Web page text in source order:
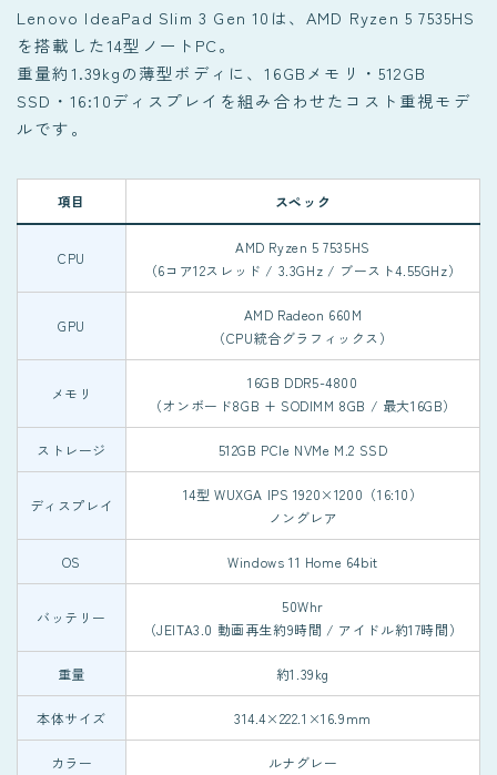
Lenovo IdeaPad Slim 3 Gen 10は、AMD Ryzen 5 7535HS
を搭載した14型ノートPC。
重量約1.39kgの薄型ボディに、16GBメモリ・512GB
SSD・16:10ディスプレイを組み合わせたコスト重視モデ
ルです。
項目 スペック
CPU
AMD Ryzen 5 7535HS
（6コア12スレッド / 3.3GHz / ブースト4.55GHz）
GPU
AMD Radeon 660M
（CPU統合グラフィックス）
メモリ
16GB DDR5-4800
（オンボード8GB + SODIMM 8GB / 最大16GB）
ストレージ 512GB PCIe NVMe M.2 SSD
ディスプレイ
14型 WUXGA IPS 1920×1200（16:10）
ノングレア
OS Windows 11 Home 64bit
バッテリー
50Whr
（JEITA3.0 動画再生約9時間 / アイドル約17時間）
重量 約1.39kg
本体サイズ 314.4×222.1×16.9mm
カラー ルナグレー